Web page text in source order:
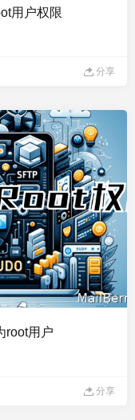
用户权限
分享
root用户
分享